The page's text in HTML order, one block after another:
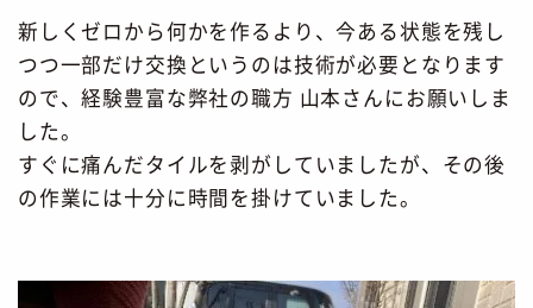
新しくゼロから何かを作るより、今ある状態を残し
つつ一部だけ交換というのは技術が必要となります
ので、経験豊富な弊社の職方 山本さんにお願いしま
した。
すぐに痛んだタイルを剥がしていましたが、その後
の作業には十分に時間を掛けていました。